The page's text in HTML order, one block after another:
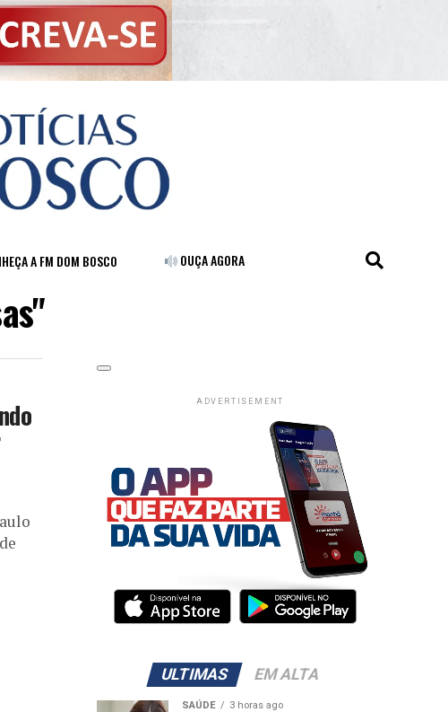
A FM DOM BOSCO OUÇA AGORA
ADVERTISEMENT
ULTIMAS EM ALTA
SAÚDE 3 horas ago